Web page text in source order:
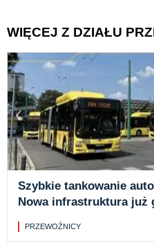
WIĘCEJ Z DZIAŁU
Szybkie tankowanie
Nowa infrastruktura już
PRZEWOŹNICY